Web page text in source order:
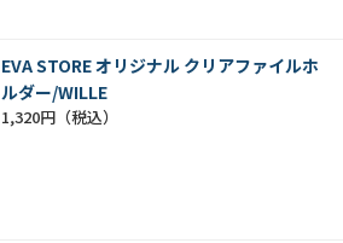
EVA STORE オリジナル クリアファイルホ
ルダー/WILLE
1,320円